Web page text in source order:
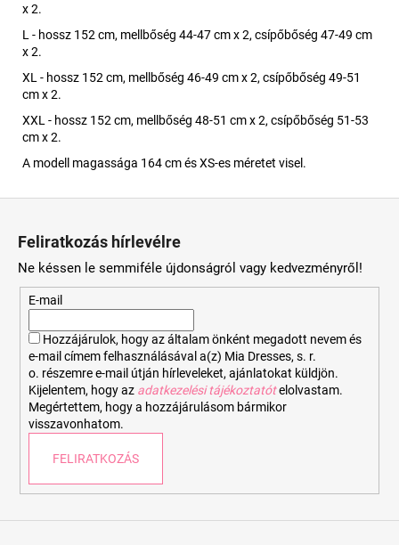
x 2.
L - hossz 152 cm, mellbőség 44-47 cm x 2, csípőbőség 47-49 cm
x 2.
XL - hossz 152 cm, mellbőség 46-49 cm x 2, csípőbőség 49-51
cm x 2.
XXL - hossz 152 cm, mellbőség 48-51 cm x 2, csípőbőség 51-53
cm x 2.
A modell magassága 164 cm és XS-es méretet visel.
Feliratkozás hírlevélre
Ne késsen le semmiféle újdonságról vagy kedvezményről!
E-mail
Hozzájárulok, hogy az általam önként megadott nevem és
e-mail címem felhasználásával a(z) Mia Dresses, s. r.
o. részemre e-mail útján hírleveleket, ajánlatokat küldjön.
Kijelentem, hogy az adatkezelési tájékoztatót elolvastam.
Megértettem, hogy a hozzájárulásom bármikor
visszavonhatom.
FELIRATKOZÁS